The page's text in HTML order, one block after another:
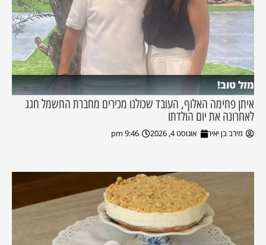
מזל טוב!
איתן פחימה האלוף, העובד שכולנו מכירים מחברת החשמל חגג
לאחרונה את יום הולדתו
מירב בן יאיר אוגוסט 4, 2026 9:46 pm